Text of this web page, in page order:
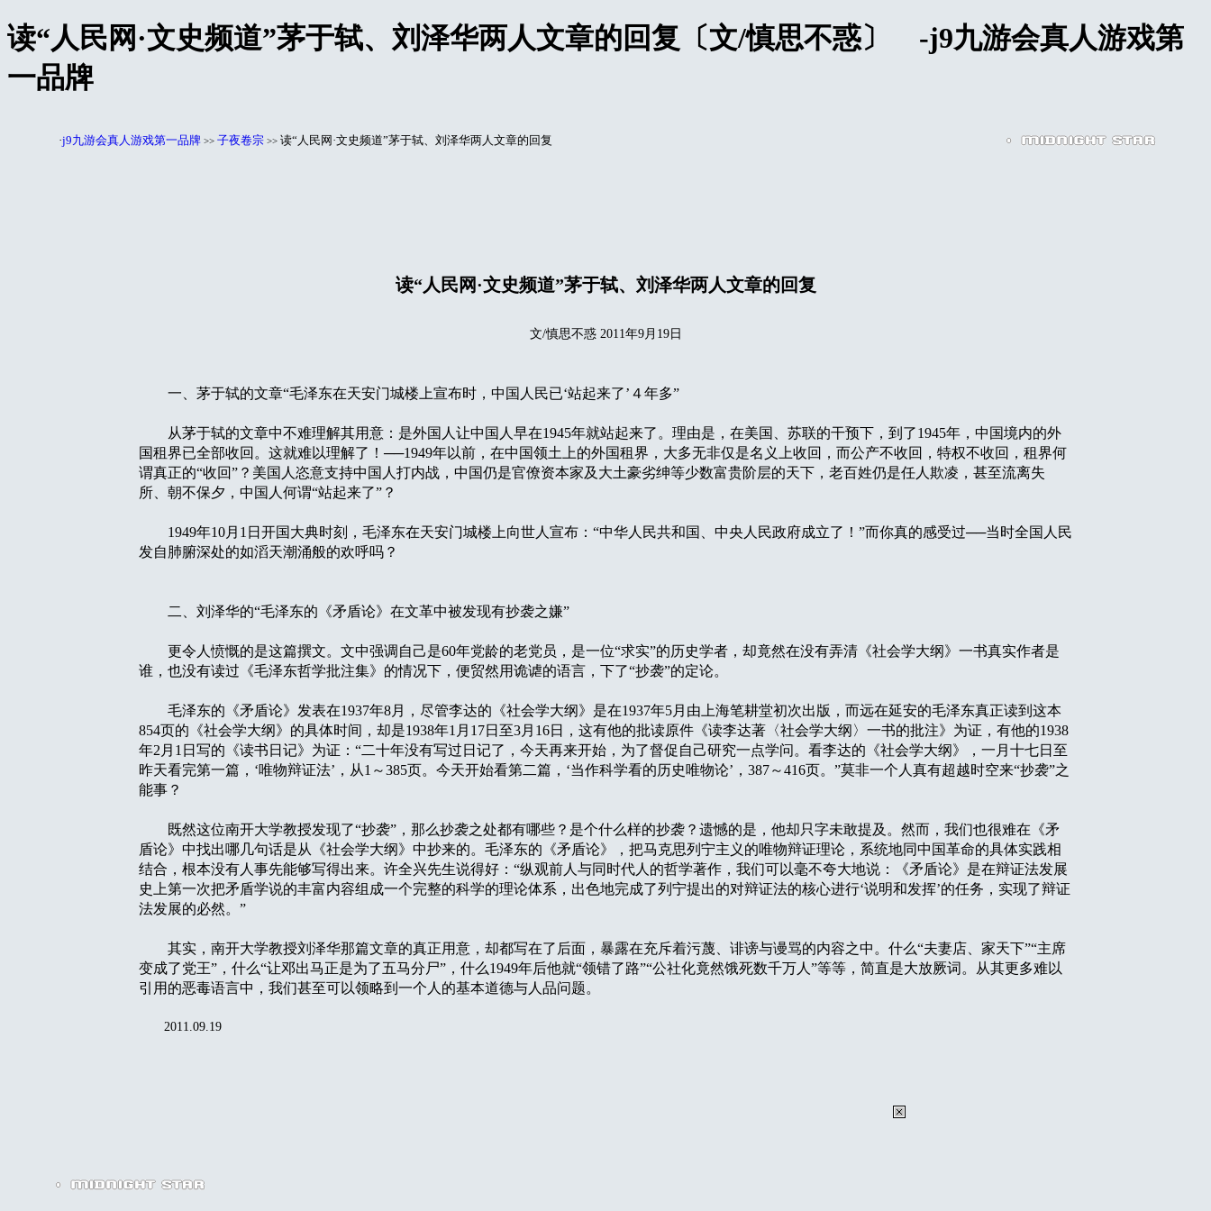
读“人民网·文史频道”茅于轼、刘泽华两人文章的回复〔文/慎思不惑〕 -j9九游会真人游戏第
一品牌
·j9九游会真人游戏第一品牌 >> 子夜卷宗 >>读“人民网·文史频道”茅于轼、刘泽华两人文章的回复
读“人民网·文史频道”茅于轼、刘泽华两人文章的回复
文/慎思不惑 2011年9月19日
一、茅于轼的文章“毛泽东在天安门城楼上宣布时，中国人民已‘站起来了’４年多”
从茅于轼的文章中不难理解其用意：是外国人让中国人早在1945年就站起来了。理由是，在美国、苏联的干预下，到了1945年，中国境内的外
国租界已全部收回。这就难以理解了！──1949年以前，在中国领土上的外国租界，大多无非仅是名义上收回，而公产不收回，特权不收回，租界何
谓真正的“收回”？美国人恣意支持中国人打内战，中国仍是官僚资本家及大土豪劣绅等少数富贵阶层的天下，老百姓仍是任人欺凌，甚至流离失
所、朝不保夕，中国人何谓“站起来了”？
1949年10月1日开国大典时刻，毛泽东在天安门城楼上向世人宣布：“中华人民共和国、中央人民政府成立了！”而你真的感受过──当时全国人民
发自肺腑深处的如滔天潮涌般的欢呼吗？
二、刘泽华的“毛泽东的《矛盾论》在文革中被发现有抄袭之嫌”
更令人愤慨的是这篇撰文。文中强调自己是60年党龄的老党员，是一位“求实”的历史学者，却竟然在没有弄清《社会学大纲》一书真实作者是
谁，也没有读过《毛泽东哲学批注集》的情况下，便贸然用诡谑的语言，下了“抄袭”的定论。
毛泽东的《矛盾论》发表在1937年8月，尽管李达的《社会学大纲》是在1937年5月由上海笔耕堂初次出版，而远在延安的毛泽东真正读到这本
854页的《社会学大纲》的具体时间，却是1938年1月17日至3月16日，这有他的批读原件《读李达著〈社会学大纲〉一书的批注》为证，有他的1938
年2月1日写的《读书日记》为证：“二十年没有写过日记了，今天再来开始，为了督促自己研究一点学问。看李达的《社会学大纲》，一月十七日至
昨天看完第一篇，‘唯物辩证法’，从1～385页。今天开始看第二篇，‘当作科学看的历史唯物论’，387～416页。”莫非一个人真有超越时空来“抄袭”之
能事？
既然这位南开大学教授发现了“抄袭”，那么抄袭之处都有哪些？是个什么样的抄袭？遗憾的是，他却只字未敢提及。然而，我们也很难在《矛
盾论》中找出哪几句话是从《社会学大纲》中抄来的。毛泽东的《矛盾论》，把马克思列宁主义的唯物辩证理论，系统地同中国革命的具体实践相
结合，根本没有人事先能够写得出来。许全兴先生说得好：“纵观前人与同时代人的哲学著作，我们可以毫不夸大地说：《矛盾论》是在辩证法发展
史上第一次把矛盾学说的丰富内容组成一个完整的科学的理论体系，出色地完成了列宁提出的对辩证法的核心进行‘说明和发挥’的任务，实现了辩证
法发展的必然。”
其实，南开大学教授刘泽华那篇文章的真正用意，却都写在了后面，暴露在充斥着污蔑、诽谤与谩骂的内容之中。什么“夫妻店、家天下”“主席
变成了党王”，什么“让邓出马正是为了五马分尸”，什么1949年后他就“领错了路”“公社化竟然饿死数千万人”等等，简直是大放厥词。从其更多难以
引用的恶毒语言中，我们甚至可以领略到一个人的基本道德与人品问题。
2011.09.19